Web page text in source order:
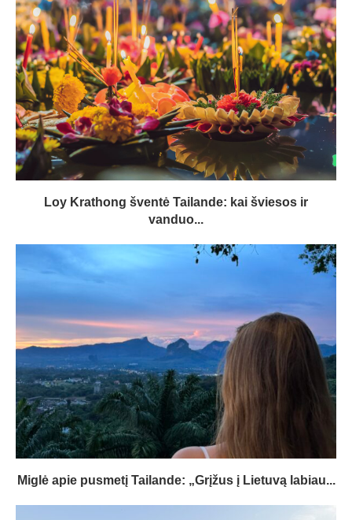
Loy Krathong šventė Tailande: kai šviesos ir
vanduo...
Miglė apie pusmetį Tailande: „Grįžus į Lietuvą labiau...